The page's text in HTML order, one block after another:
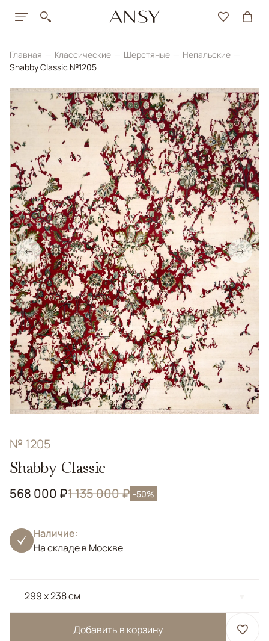
Главная Классические Шерстяные
Непальские
Shabby Classic №1205
← →
№ 1205
Shabby Classic
568 000 ₽1 135 000 ₽ -50%
Наличие:
На складе в Москве
299 x 238 см
Добавить в корзину